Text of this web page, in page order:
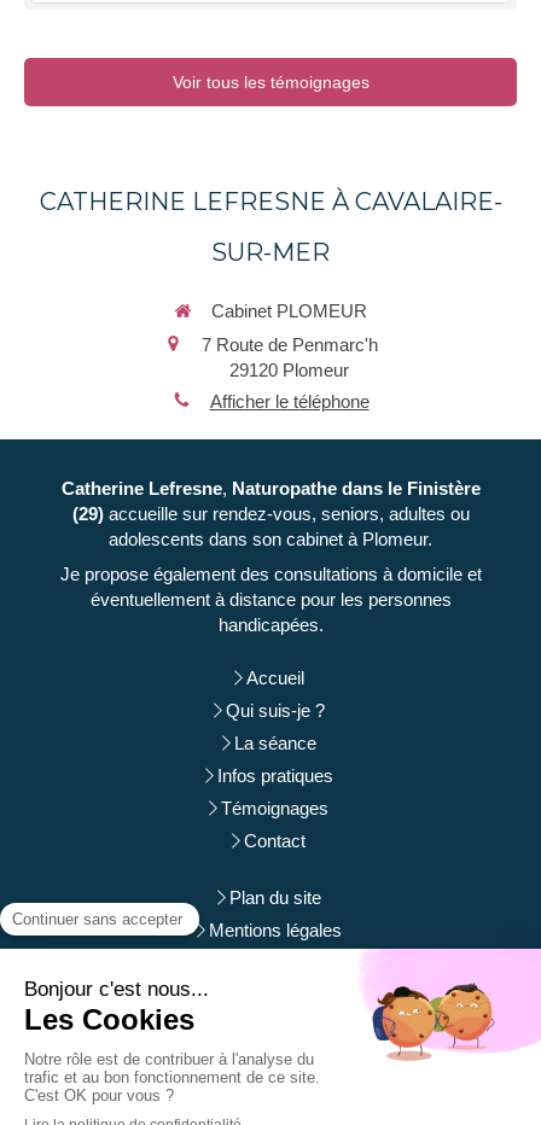
Voir tous les témoignages
CATHERINE LEFRESNE À CAVALAIRE-
SUR-MER
Cabinet PLOMEUR
7 Route de Penmarc'h
29120 Plomeur
Afficher le téléphone
Catherine Lefresne, Naturopathe dans le Finistère
(29) accueille sur rendez-vous, seniors, adultes ou
adolescents dans son cabinet à Plomeur.
Je propose également des consultations à domicile et
éventuellement à distance pour les personnes
handicapées.
Accueil
Qui suis-je ?
La séance
Infos pratiques
Témoignages
Contact
Plan du site
Mentions légales
DuLundiauSamedi et de 14h
Prendre rendez-vous